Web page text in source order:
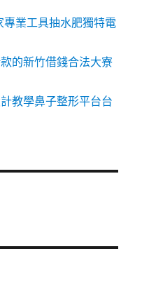
業工具抽水肥獨特電
的新竹借錢合法大寮
教學鼻子整形平台台